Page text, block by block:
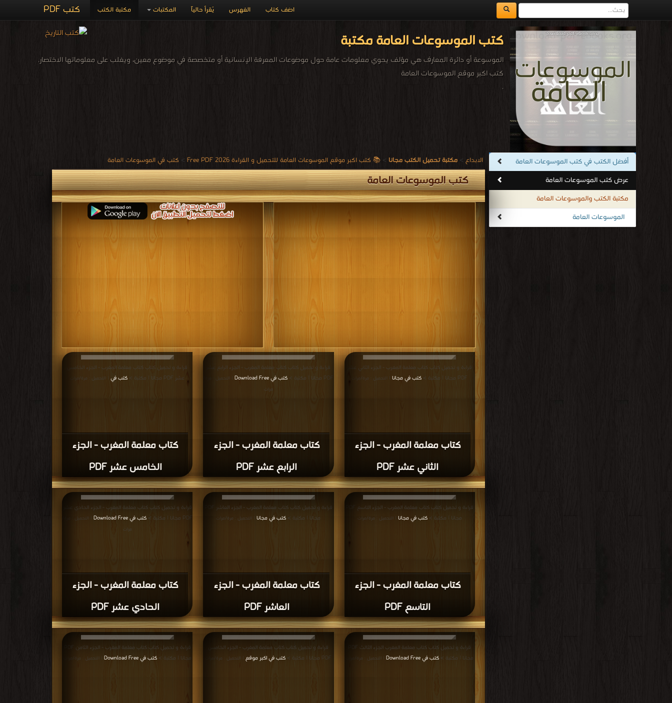
كتب PDF مكتبة الكتب المكتبات يُقرأ حالياً الفهرس اضف كتاب
كتب الموسوعات العامة مكتبة
الموسوعة أو دائرة المعارف هي مؤلف يحوي معلومات عامة حول موضوعات المعرفة الإنسانية أو متخصصة في موضوع معين، ويغلب على معلوماتها الاختصار.
كتب اكبر موقع الموسوعات العامة
.
أفضل الكتب في كتب الموسوعات العامة
عرض كتب الموسوعات العامة
مكتبة الكتب والموسوعات العامة
الموسوعات العامة
الابداع > مكتبة تحميل الكتب مجانا > 📚 كتب اكبر موقع الموسوعات العامة للتحميل و القراءة 2026 Free PDF > كتب في الموسوعات العامة
كتب الموسوعات العامة
كتاب معلمة المغرب - الجزء
الخامس عشر PDF
قراءة و تحميل كتاب كتاب معلمة المغرب - الجزء الخامس
عشر PDF مجانا | مكتبة >
كتب في | التحميل : مرة/مرات
كتاب معلمة المغرب - الجزء
الرابع عشر PDF
قراءة و تحميل كتاب كتاب معلمة المغرب - الجزء الرابع عشر
PDF مجانا | مكتبة >
كتب في Download Free
| التحميل : مرة/
مرات
كتاب معلمة المغرب - الجزء
الثاني عشر PDF
قراءة و تحميل كتاب كتاب معلمة المغرب - الجزء الثاني عشر
PDF مجانا | مكتبة >
كتب في مجانا| التحميل : مرة/مرات
كتاب معلمة المغرب - الجزء
الحادي عشر PDF
قراءة و تحميل كتاب كتاب معلمة المغرب - الجزء الحادي عشر
PDF مجانا | مكتبة >
كتب في Download Free
| التحميل : مرة/
مرات
كتاب معلمة المغرب - الجزء
العاشر PDF
مجانا | مكتبة > كتب في مجانا| التحميل : مرة/مرات
كتاب معلمة المغرب - الجزء
التاسع PDF
مجانا | مكتبة >كتب في مجانا | التحميل : مرة/مرات
مجانا | مكتبة >كتب في Download Free | التحميل : مرة/مرات
قراءة و تحميل كتاب كتاب معلمة المغرب - الجزء الخامس
PDF مجانا | مكتبة >
كتب في اكبر موقع | التحميل : مرة/مرات
مجانا | مكتبة > كتب في Download Free | التحميل : مرة/مرات